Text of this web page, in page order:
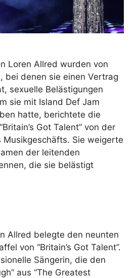
Loren Allred wurden von
bei denen sie einen Vertrag
sexuelle Belästigungen
sie mit Island Def Jam
hatte, berichtete die
Got Talent” von der
Musikgeschäfts. Sie weigerte
der leitenden
die sie belästigt
Allred belegte den neunten
von “Britain’s Got Talent”.
Sängerin, die den
aus “The Greatest